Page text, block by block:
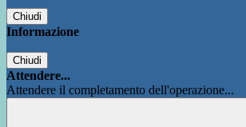
Chiudi
Informazione
Chiudi
Attendere...
Attendere il completamento dell'operazione...